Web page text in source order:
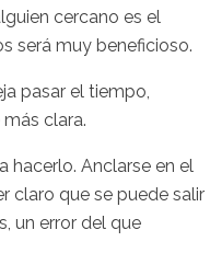
cercano es el
será muy beneficioso.
pasar el tiempo,
clara.
hacerlo. Anclarse en el
claro que se puede salir
un error del que